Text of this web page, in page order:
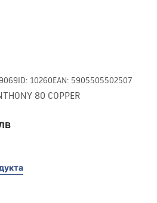
ID: 10260EAN: 5905505502507
80 COPPER